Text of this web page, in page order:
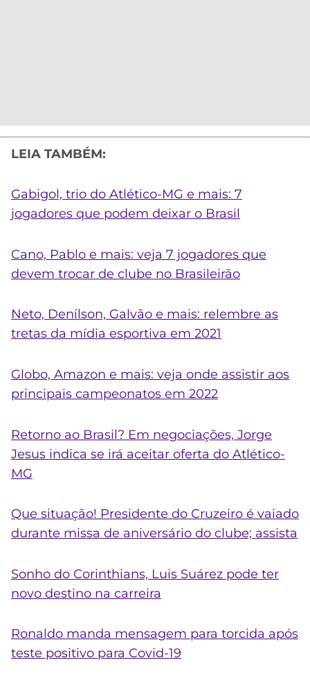
LEIA TAMBÉM:
Gabigol, trio do Atlético-MG e mais: 7
jogadores que podem deixar o Brasil
Cano, Pablo e mais: veja 7 jogadores que
devem trocar de clube no Brasileirão
Neto, Denílson, Galvão e mais: relembre as
tretas da mídia esportiva em 2021
Globo, Amazon e mais: veja onde assistir aos
principais campeonatos em 2022
Retorno ao Brasil? Em negociações, Jorge
Jesus indica se irá aceitar oferta do Atlético-
MG
Que situação! Presidente do Cruzeiro é vaiado
durante missa de aniversário do clube; assista
Sonho do Corinthians, Luis Suárez pode ter
novo destino na carreira
Ronaldo manda mensagem para torcida após
teste positivo para Covid-19